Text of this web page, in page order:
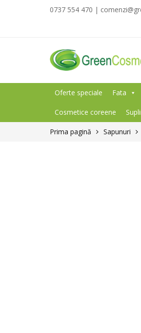
0737 554 470 |
Oferte speciale Fata
Cosmetice coreene
Prima pagină Sapunuri